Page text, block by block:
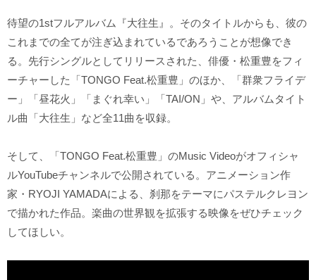
待望の1stフルアルバム『大往生』。そのタイトルからも、彼の
これまでの全てが注ぎ込まれているであろうことが想像でき
る。先行シングルとしてリリースされた、俳優・松重豊をフィ
ーチャーした「TONGO Feat.松重豊」のほか、「群衆フライデ
ー」「昼花火」「まぐれ幸い」「TAI/ON」や、アルバムタイト
ル曲「大往生」など全11曲を収録。
そして、「TONGO Feat.松重豊」のMusic Videoがオフィシャ
ルYouTubeチャンネルで公開されている。アニメーション作
家・RYOJI YAMADAによる、刹那をテーマにパステルクレヨン
で描かれた作品。楽曲の世界観を拡張する映像をぜひチェック
してほしい。